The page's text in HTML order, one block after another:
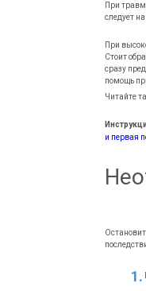
При
следует
При
Стоит
сразу
помощь
Читайте
и первая